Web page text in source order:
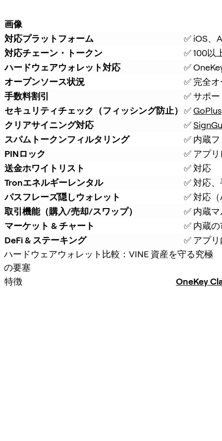
画像
対応プラットフォーム
✅ iOS、
対応チェーン・トークン
✅ 100以
ハードウェアウォレット対応
✅
オープンソース状況
✅ 完全
手数料割引
✅ サポ
セキュリティチェック（フィッシング防止） ✅ GoPlus
クリアサイニング対応
✅
スパムトークンフィルタリング
✅ 内蔵
PINロック
✅ アプ
送金ホワイトリスト
✅ 対応
Tronエネルギーレンタル
✅ 対応
パスフレーズ隠しウォレット
✅ 対応
取引機能（購入/売却/スワップ）
✅ 内蔵
マーケット & チャート
✅ 内蔵
DeFi & ステーキング
✅ アプ
ハードウェアウォレット比較：VINE 資産を守る究極
の要塞
特徴
OneKey